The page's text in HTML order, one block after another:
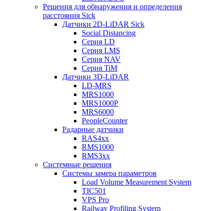
Решения для обнаружения и определения
расстояния Sick
Датчики 2D-LiDAR Sick
Social Distancing
Серия LD
Серия LMS
Серия NAV
Серия TiM
Датчики 3D-LiDAR
LD-MRS
MRS1000
MRS1000P
MRS6000
PeopleCounter
Радарные датчики
RAS4xx
RMS1000
RMS3xx
Системные решения
Системы замера параметров
Load Volume Measurement System
TIC501
VPS Pro
Railway Profiling System